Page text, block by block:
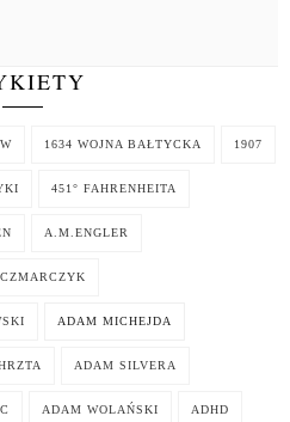
1634 WOJNA BAŁTYCKA 1907
451° FAHRENHEITA
A.M.ENGLER
ADAM MICHEJDA
ADAM SILVERA
ADAM WOLAŃSKI ADHD